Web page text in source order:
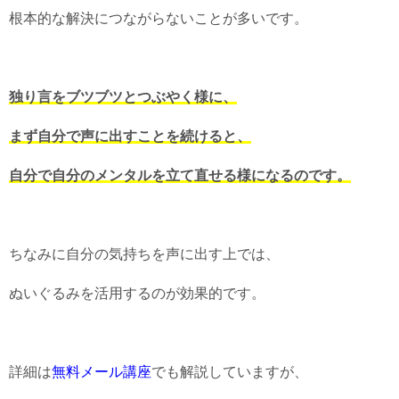
根本的な解決につながらないことが多いです。
独り言をブツブツとつぶやく様に、
まず自分で声に出すことを続けると、
自分で自分のメンタルを立て直せる様になるのです。
ちなみに自分の気持ちを声に出す上では、
ぬいぐるみを活用するのが効果的です。
詳細は無料メール講座でも解説していますが、